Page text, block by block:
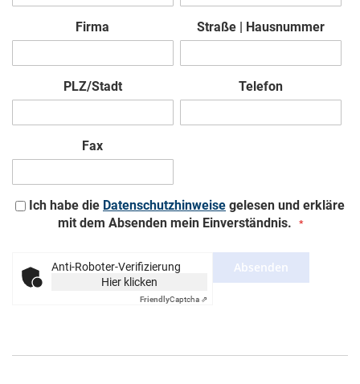
Firma Straße | Hausnummer
PLZ/Stadt Telefon
Fax
Ich habe die Datenschutzhinweise gelesen und erkläre
mit dem Absenden mein Einverständnis.
Anti-Roboter-Verifizierung
Hier klicken
FriendlyCaptcha ⇗
Absenden